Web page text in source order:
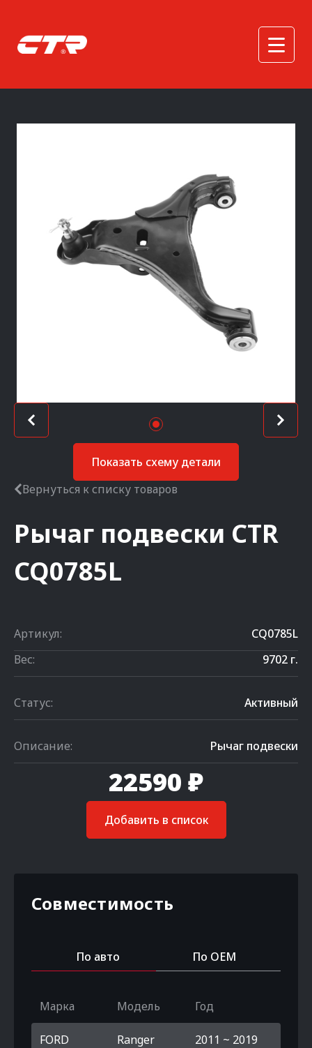
Показать схему детали
Вернуться к списку товаров
Рычаг подвески CTR
CQ0785L
Артикул:
CQ0785L
Вес:
9702 г.
Статус: Активный
Описание: Рычаг подвески
22590 ₽
Добавить в список
Совместимость
По авто По OEM
Марка Модель Год
FORD Ranger 2011 ~ 2019